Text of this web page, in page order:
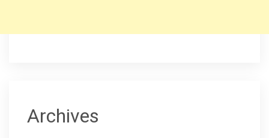
Archives